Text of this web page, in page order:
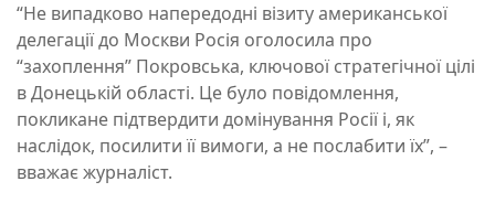
“Не випадково напередодні візиту американської
делегації до Москви Росія оголосила про
“захоплення” Покровська, ключової стратегічної цілі
в Донецькій області. Це було повідомлення,
покликане підтвердити домінування Росії і, як
наслідок, посилити її вимоги, а не послабити їх”, –
вважає журналіст.